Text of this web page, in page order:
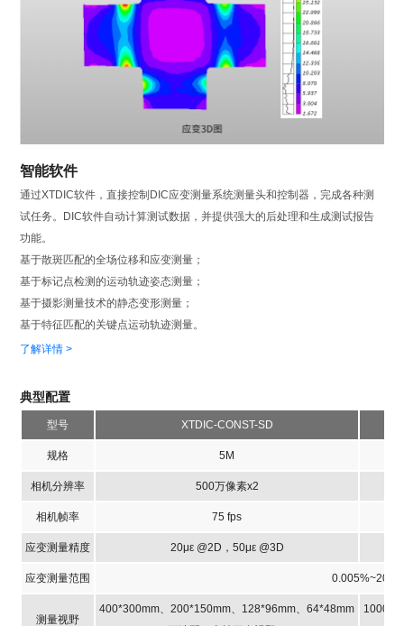
智能软件
通过XTDIC软件，直接控制DIC应变测量系统测量头和控制器，完成各种测
试任务。DIC软件自动计算测试数据，并提供强大的后处理和生成测试报告
功能。
基于散斑匹配的全场位移和应变测量；
基于标记点检测的运动轨迹姿态测量；
基于摄影测量技术的静态变形测量；
基于特征匹配的关键点运动轨迹测量。
了解详情 >
典型配置
型号 XTDIC-CONST-SD
规格 5M
相机分辨率 500万像素x2
相机帧率 75 fps
应变测量精度 20με @2D，50με @3D
应变测量范围
测量视野
400*300mm、200*150mm、128*96mm、64*48mm